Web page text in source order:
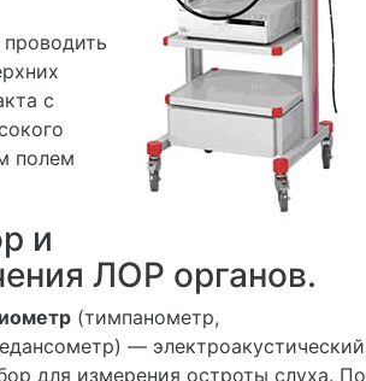
с
полем
и
ЛОР органов.
(тимпанометр,
— электроакустический
для измерения остроты слуха. По